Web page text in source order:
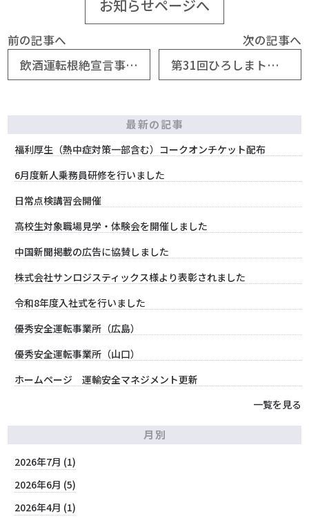
お知らせページへ
前の記事へ
飲酒運転根絶宣言事業所ゴールド
次の記事へ
第31回ひろしまトラックまつり
最新の記事
福利厚生（熱中症対策一部含む）コークオンチケット配布
6月度新人乗務員研修を行いました
日常点検講習会開催
高校生対象職場見学・体験会を開催しました
中国新聞掲載の広告に協賛しました
株式会社サンロジスティックス様より表彰されました
令和8年度入社式を行いました
優秀安全運転事業所（広島）
優秀安全運転事業所（山口）
ホームページ 運輸安全マネジメント更新
一覧を見る
月別
2026年7月 (1)
2026年6月 (5)
2026年4月 (1)